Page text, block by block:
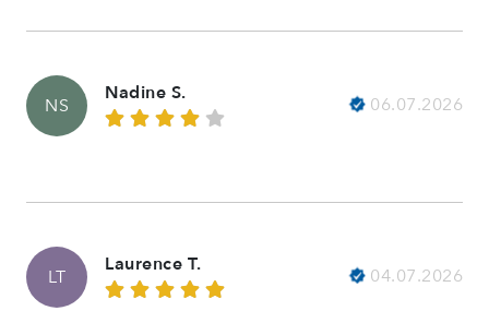
NS
Nadine S.
06.07.2026
LT
Laurence T.
04.07.2026